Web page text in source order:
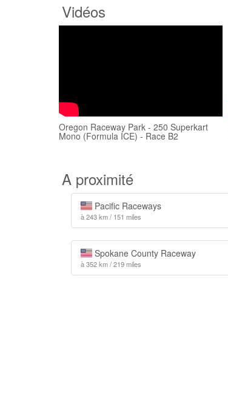
Vidéos
Oregon Raceway Park - 250 Superkart
Mono (Formula ICE) - Race B2
A proximité
Pacific Raceways
à 243 km / 151 miles
Spokane County Raceway
à 352 km / 219 miles